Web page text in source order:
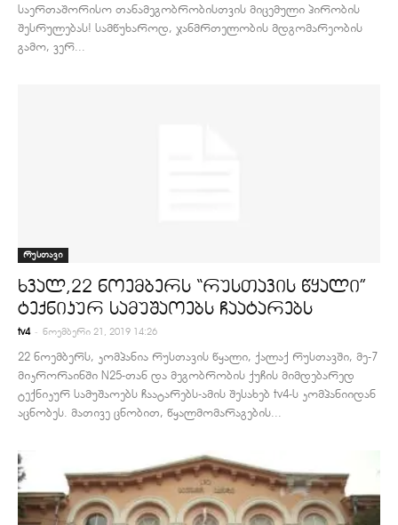
საერთაშორისო თანამეგობრობისთვის მიცემული პირობის
შესრულებას! სამწუხაროდ, ჯანმრთელობის მდგომარეობის
გამო, ვერ...
რუსთავი
ხვალ,22 ნოემბერს “რუსთავის წყალი”
ტექნიკურ სამუშაოებს ჩაატარებს
tv4 - ნოემბერი 21, 2019 14:26
22 ნოემბერს, კომპანია რუსთავის წყალი, ქალაქ რუსთავში, მე-7
მიკრორაინში N25-თან და მეგობრობის ქუჩის მიმდებარედ
ტექნიკურ სამუშაოებს ჩაატარებს-ამის შესახებ tv4-ს კომპანიიდან
აცნობეს. მათივე ცნობით, წყალმომარაგების...